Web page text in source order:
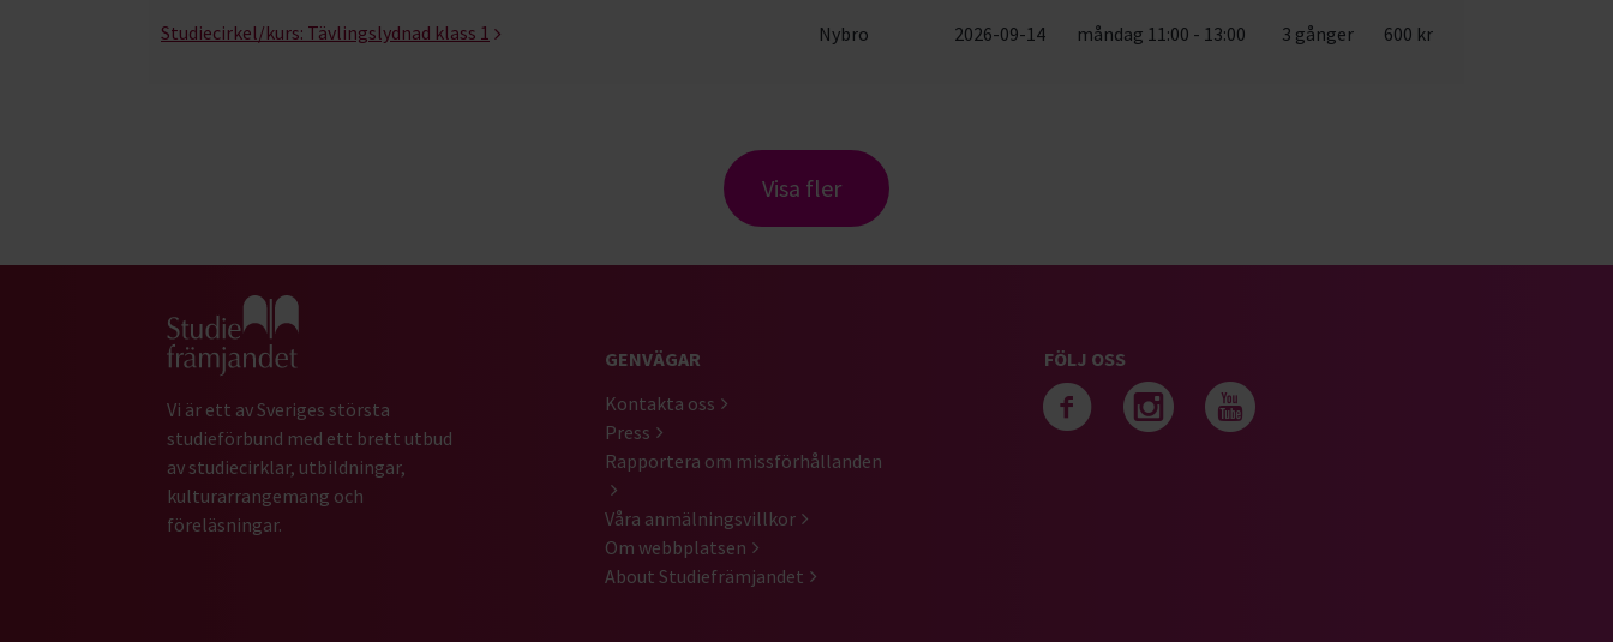
Studiecirkel/kurs: Tävlingslydnad klass 1 Nybro 2026-09-14 måndag 11:00 - 13:00 3 gånger 600 kr
Visa fler
Gå till studiefrämjandets startsida
Vi är ett av Sveriges största
studieförbund med ett brett utbud
av studiecirklar, utbildningar,
kulturarrangemang och
föreläsningar.
GENVÄGAR
Kontakta oss
Press
Rapportera om missförhållanden
Våra anmälningsvillkor
Om webbplatsen
About Studiefrämjandet
FÖLJ OSS
Följ oss på facebook
Följ oss på instagram
Följ oss på youtube